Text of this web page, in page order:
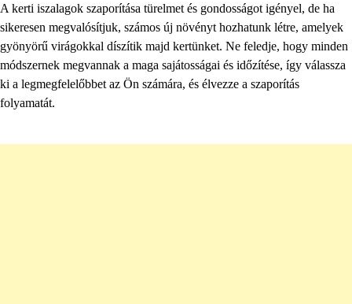
A kerti iszalagok szaporítása türelmet és gondosságot igényel, de ha
sikeresen megvalósítjuk, számos új növényt hozhatunk létre, amelyek
gyönyörű virágokkal díszítik majd kertünket. Ne feledje, hogy minden
módszernek megvannak a maga sajátosságai és időzítése, így válassza
ki a legmegfelelőbbet az Ön számára, és élvezze a szaporítás
folyamatát.